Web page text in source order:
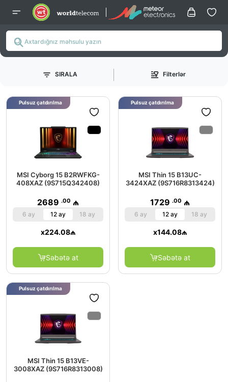
SIRALA Filterlər
MSI Cyborg 15 B2RWFKG-
408XAZ (9S715Q342408)
2689 .00 ₼
6 ay 12 ay 18 ay
x224.08₼
Səbətə at
Pulsuz çatdırılma
MSI Thin 15 B13UC-
3424XAZ (9S716R8313424)
1729 .00 ₼
6 ay 12 ay 18 ay
x144.08₼
Səbətə at
Pulsuz çatdırılma
MSI Thin 15 B13VE-
3008XAZ (9S716R8313008)
Pulsuz çatdırılma